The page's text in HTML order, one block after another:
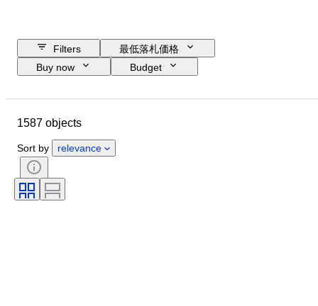
Filters
最低落札価格
Buy now
Budget
Object
素材
性別
時代
鑑定書
スタイル
時計ムーブメント
1587 objects
Sort by relevance